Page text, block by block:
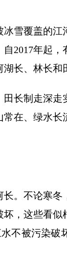
雪覆盖的
2017年起
长、林长和
长制走深
在、绿水
。不论寒
，这些看
不被污染破